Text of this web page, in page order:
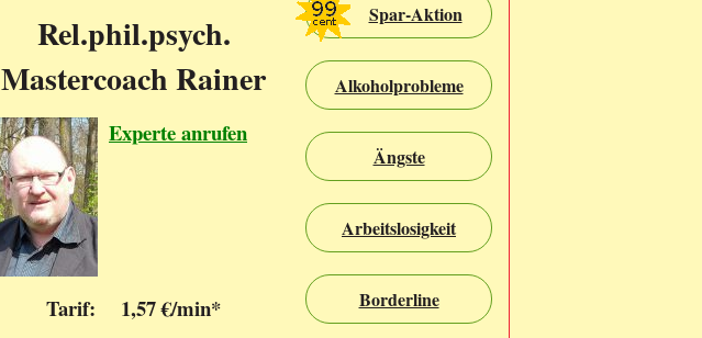
Spar-Aktion
Alkoholprobleme
Ängste
Arbeitslosigkeit
Borderline
Rel.phil.psych.
Mastercoach Rainer
Experte anrufen
Tarif: 1,57 €/min*